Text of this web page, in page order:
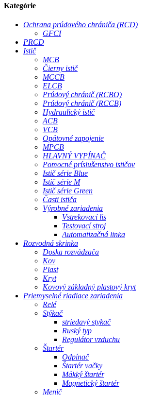
Kategórie
Ochrana prúdového chrániča (RCD)
GFCI
PRCD
Istič
MCB
Čierny istič
MCCB
ELCB
Prúdový chránič (RCBO)
Prúdový chránič (RCCB)
Hydraulický istič
ACB
VCB
Opätovné zapojenie
MPCB
HLAVNÝ VYPÍNAČ
Pomocné príslušenstvo ističov
Istič série Blue
Istič série M
Istič série Green
Časti ističa
Výrobné zariadenia
Vstrekovací lis
Testovací stroj
Automatizačná linka
Rozvodná skrinka
Doska rozvádzača
Kov
Plast
Kryt
Kovový základný plastový kryt
Priemyselné riadiace zariadenia
Relé
Stýkač
striedavý stykač
Ruský typ
Regulátor vzduchu
Štartér
Odpínač
Štartér vačky
Mäkký štartér
Magnetický štartér
Menič